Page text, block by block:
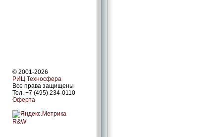
© 2001-2026
РИЦ Техносфера
Все права защищены
Тел. +7 (495) 234-0110
Оферта
R&W